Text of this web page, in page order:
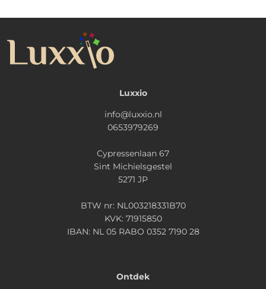
Luxxio
info@luxxio.nl
0653979269
Cypressenlaan 67
Sint Michielsgestel
5271 JP
BTW nr: NL003218331B70
KVK: 71915850
IBAN: NL 05 RABO 0352 7190 28
Ontdek